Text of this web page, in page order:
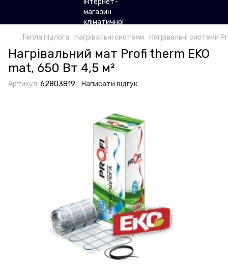
Тепла підлога Нагрівальні системи Нагрівальні системи
Нагрівальний мат Profi therm EKO
mat, 650 Вт 4,5 м²
Артикул: 62803819 Написати відгук